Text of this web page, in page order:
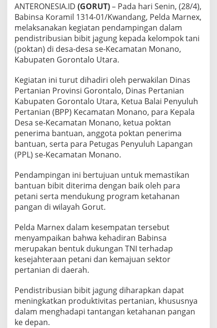
n
g
a
m
p
i
g
i
D
i
s
t
r
i
b
u
B
i
b
J
a
g
u
n
K
e
c
ANTERONESIA.ID (GORUT)– Pada hari Senin, (28/4),
Babinsa Koramil 1314-01/Kwandang, Pelda Marnex,
melaksanakan kegiatan pendampingan dalam
pendistribusian bibit jagung kepada kelompok tani
(poktan) di desa-desa se-Kecamatan Monano,
Kabupaten Gorontalo Utara.
Kegiatan ini turut dihadiri oleh perwakilan Dinas
Pertanian Provinsi Gorontalo, Dinas Pertanian
Kabupaten Gorontalo Utara, Ketua Balai Penyuluh
Pertanian (BPP) Kecamatan Monano, para Kepala
Desa se-Kecamatan Monano, ketua poktan
penerima bantuan, anggota poktan penerima
bantuan, serta para Petugas Penyuluh Lapangan
(PPL) se-Kecamatan Monano.
Pendampingan ini bertujuan untuk memastikan
bantuan bibit diterima dengan baik oleh para
petani serta mendukung program ketahanan
pangan di wilayah Gorut.
Pelda Marnex dalam kesempatan tersebut
menyampaikan bahwa kehadiran Babinsa
merupakan bentuk dukungan TNI terhadap
kesejahteraan petani dan kemajuan sektor
pertanian di daerah.
Pendistribusian bibit jagung diharapkan dapat
meningkatkan produktivitas pertanian, khususnya
dalam menghadapi tantangan ketahanan pangan
ke depan.